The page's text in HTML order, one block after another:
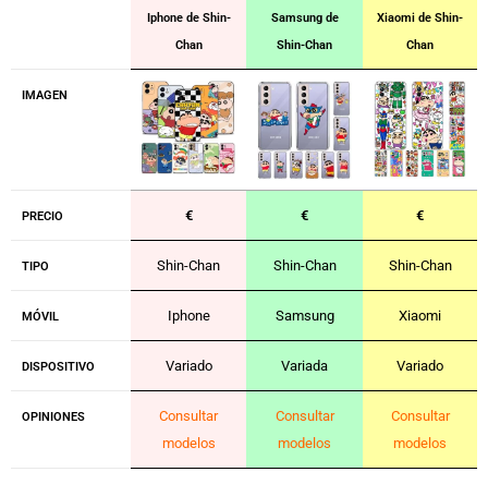
Iphone de Shin-
Chan
Samsung de
Shin-Chan
Xiaomi de Shin-
Chan
IMAGEN
PRECIO € € €
TIPO Shin-Chan Shin-Chan Shin-Chan
MÓVIL Iphone Samsung Xiaomi
DISPOSITIVO Variado Variada Variado
OPINIONES
Consultar
modelos
Consultar
modelos
Consultar
modelos